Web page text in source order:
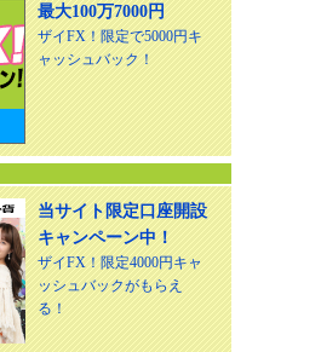
最大100万7000円
ザイFX！限定で5000円キ
ャッシュバック！
当サイト限定口座開設
キャンペーン中！
ザイFX！限定4000円キャ
ッシュバックがもらえ
る！